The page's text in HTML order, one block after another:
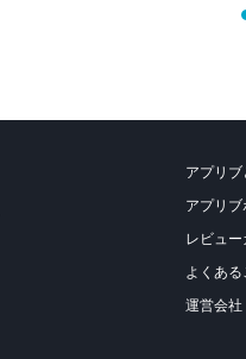
アプリブ
アプリ
レビュ
よくある
運営会社